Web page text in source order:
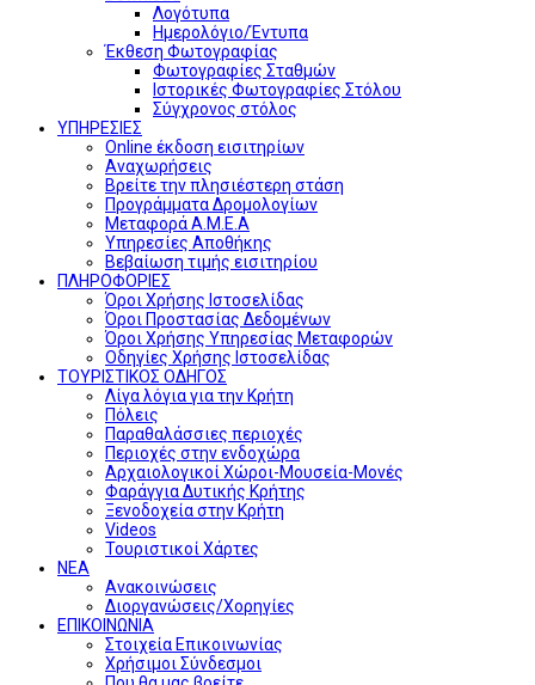
Λογότυπα
Ημερολόγιο/Έντυπα
Έκθεση Φωτογραφίας
Φωτογραφίες Σταθμών
Ιστορικές Φωτογραφίες Στόλου
Σύγχρονος στόλος
ΥΠΗΡΕΣΙΕΣ
Online έκδοση εισιτηρίων
Αναχωρήσεις
Βρείτε την πλησιέστερη στάση
Προγράμματα Δρομολογίων
Μεταφορά Α.Μ.Ε.Α
Υπηρεσίες Αποθήκης
Βεβαίωση τιμής εισιτηρίου
ΠΛΗΡΟΦΟΡΙΕΣ
Όροι Χρήσης Ιστοσελίδας
Όροι Προστασίας Δεδομένων
Όροι Χρήσης Υπηρεσίας Μεταφορών
Οδηγίες Χρήσης Ιστοσελίδας
ΤΟΥΡΙΣΤΙΚΟΣ ΟΔΗΓΟΣ
Λίγα λόγια για την Κρήτη
Πόλεις
Παραθαλάσσιες περιοχές
Περιοχές στην ενδοχώρα
Αρχαιολογικοί Χώροι-Μουσεία-Μονές
Φαράγγια Δυτικής Κρήτης
Ξενοδοχεία στην Κρήτη
Videos
Τουριστικοί Χάρτες
ΝΕΑ
Ανακοινώσεις
Διοργανώσεις/Χορηγίες
ΕΠΙΚΟΙΝΩΝΙΑ
Στοιχεία Επικοινωνίας
Χρήσιμοι Σύνδεσμοι